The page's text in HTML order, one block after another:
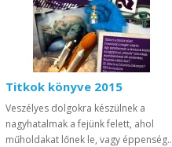
Titkok könyve 2015
Veszélyes dolgokra készülnek a
nagyhatalmak a fejünk felett, ahol
műholdakat lőnek le, vagy éppenség..